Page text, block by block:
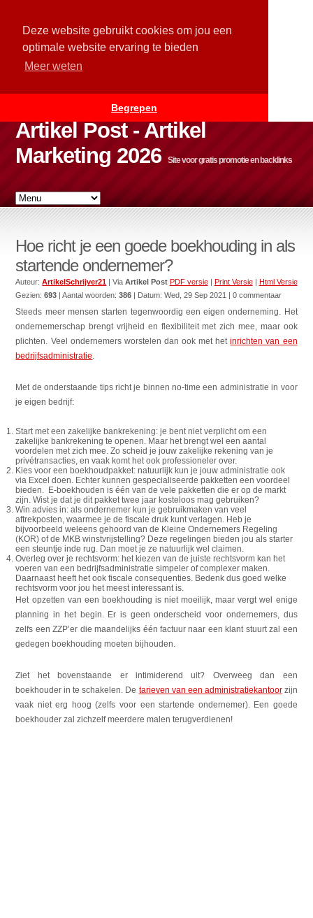
Deze website gebruikt cookies om jou een
optimale website ervaring te bieden
Meer weten
Begrepen
Artikel Post - Artikel
Marketing 2026
Site voor gratis promotie en backlinks
Hoe richt je een goede boekhouding in als
startende ondernemer?
PDF versie| Print Versie| Html Versie
Auteur:ArtikelSchrijver21 | ViaArtikel Post
Gezien:693 | Aantal woorden:386 | Datum:Wed, 29 Sep 2021 | 0 commentaar
Steeds meer mensen starten tegenwoordig een eigen onderneming. Het
ondernemerschap brengt vrijheid en flexibiliteit met zich mee, maar ook
plichten. Veel ondernemers worstelen dan ook met hetinrichten van een
bedrijfsadministratie.
Met de onderstaande tips richt je binnen no-time een administratie in voor
je eigen bedrijf:
Start met een zakelijke bankrekening: je bent niet verplicht om een
zakelijke bankrekening te openen. Maar het brengt wel een aantal
voordelen met zich mee. Zo scheid je jouw zakelijke rekening van je
privétransacties, en vaak komt het ook professioneler over.
Kies voor een boekhoudpakket: natuurlijk kun je jouw administratie ook
via Excel doen. Echter kunnen gespecialiseerde pakketten een voordeel
bieden. E-boekhouden is één van de vele pakketten die er op de markt
zijn. Wist je dat je dit pakket twee jaar kosteloos mag gebruiken?
Win advies in: als ondernemer kun je gebruikmaken van veel
aftrekposten, waarmee je de fiscale druk kunt verlagen. Heb je
bijvoorbeeld weleens gehoord van de Kleine Ondernemers Regeling
(KOR) of de MKB winstvrijstelling? Deze regelingen bieden jou als starter
een steuntje inde rug. Dan moet je ze natuurlijk wel claimen.
Overleg over je rechtsvorm: het kiezen van de juiste rechtsvorm kan het
voeren van een bedrijfsadministratie simpeler of complexer maken.
Daarnaast heeft het ook fiscale consequenties. Bedenk dus goed welke
rechtsvorm voor jou het meest interessant is.
Het opzetten van een boekhouding is niet moeilijk, maar vergt wel enige
planning in het begin. Er is geen onderscheid voor ondernemers, dus
zelfs een ZZP’er die maandelijks één factuur naar een klant stuurt zal een
gedegen boekhouding moeten bijhouden.
Ziet het bovenstaande er intimiderend uit? Overweeg dan een
boekhouder in te schakelen. De tarieven van een administratiekantoorzijn
vaak niet erg hoog (zelfs voor een startende ondernemer). Een goede
boekhouder zal zichzelf meerdere malen terugverdienen!